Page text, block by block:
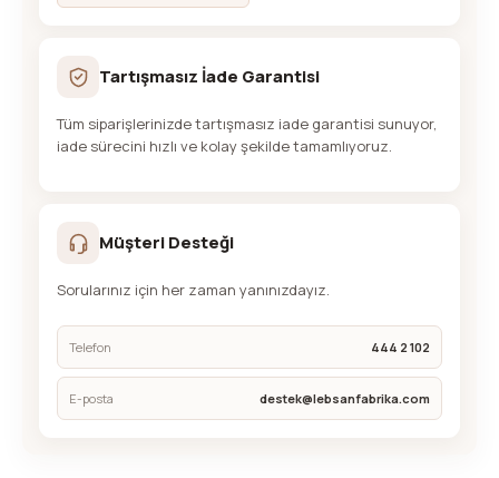
Tartışmasız İade Garantisi
Tüm siparişlerinizde tartışmasız iade garantisi sunuyor,
iade sürecini hızlı ve kolay şekilde tamamlıyoruz.
Müşteri Desteği
Sorularınız için her zaman yanınızdayız.
Telefon 444 2 102
E-posta destek@lebsanfabrika.com